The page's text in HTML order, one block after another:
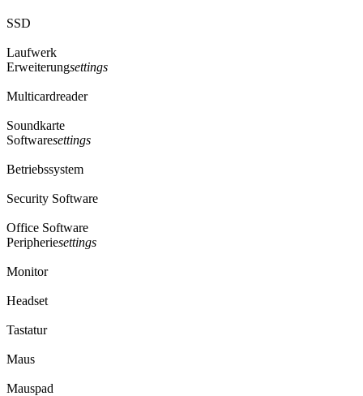
SSD
Laufwerk
Erweiterungsettings
Multicardreader
Soundkarte
Softwaresettings
Betriebssystem
Security Software
Office Software
Peripheriesettings
Monitor
Headset
Tastatur
Maus
Mauspad